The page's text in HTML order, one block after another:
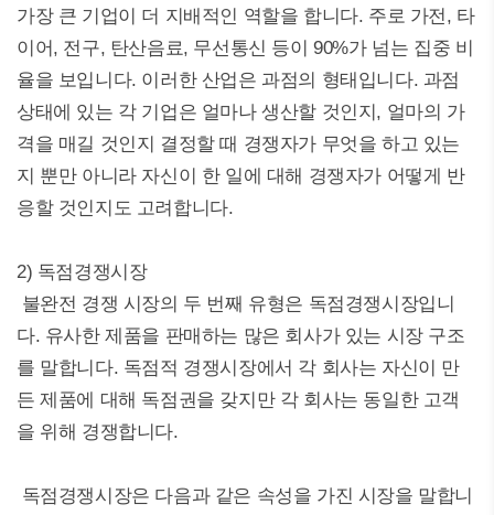
가장 큰 기업이 더 지배적인 역할을 합니다. 주로 가전, 타
이어, 전구, 탄산음료, 무선통신 등이 90%가 넘는 집중 비
율을 보입니다. 이러한 산업은 과점의 형태입니다. 과점
상태에 있는 각 기업은 얼마나 생산할 것인지, 얼마의 가
격을 매길 것인지 결정할 때 경쟁자가 무엇을 하고 있는
지 뿐만 아니라 자신이 한 일에 대해 경쟁자가 어떻게 반
응할 것인지도 고려합니다.
2) 독점경쟁시장
불완전 경쟁 시장의 두 번째 유형은 독점경쟁시장입니
다. 유사한 제품을 판매하는 많은 회사가 있는 시장 구조
를 말합니다. 독점적 경쟁시장에서 각 회사는 자신이 만
든 제품에 대해 독점권을 갖지만 각 회사는 동일한 고객
을 위해 경쟁합니다.
독점경쟁시장은 다음과 같은 속성을 가진 시장을 말합니